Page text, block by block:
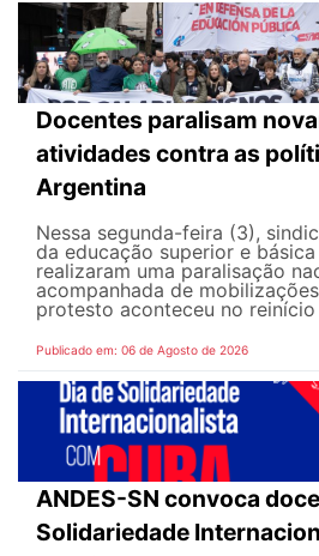
Docentes paralisam
atividades contra as
Argentina
Nessa segunda-feira (3),
da educação superior e
realizaram uma paralisação
acompanhada de
protesto aconteceu no reinício
Publicado em: 06 de Agosto de 2026
ANDES-SN convoca
Solidariedade